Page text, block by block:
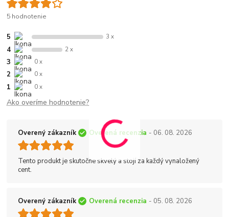
5 hodnotenie
5 3 x
4 2 x
3 0 x
2 0 x
1 0 x
Ako overíme hodnotenie?
Overený zákazník Overená recenzia - 06. 08. 2026
Tento produkt je skutočne skvelý a stojí za každý vynaložený
cent.
Overený zákazník Overená recenzia - 05. 08. 2026